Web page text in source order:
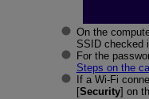
On the
SSID checked
For the
Steps on the
If a Wi-Fi
[Security] on